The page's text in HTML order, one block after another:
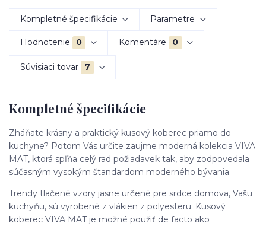
Kompletné špecifikácie Parametre
Hodnotenie 0 Komentáre 0
Súvisiaci tovar 7
Kompletné špecifikácie
Zháňate krásny a praktický kusový koberec priamo do
kuchyne? Potom Vás určite zaujme moderná kolekcia VIVA
MAT, ktorá spľňa celý rad požiadavek tak, aby zodpovedala
súčasným vysokým štandardom moderného bývania.
Trendy tlačené vzory jasne určené pre srdce domova, Vašu
kuchyňu, sú vyrobené z vlákien z polyesteru. Kusový
koberec VIVA MAT je možné použiť de facto ako